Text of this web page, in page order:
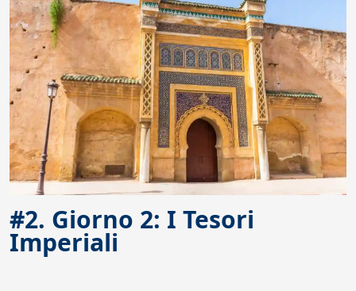
#2. Giorno 2: I Tesori
Imperiali